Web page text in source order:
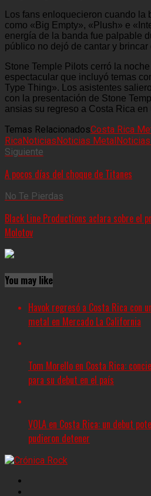
Los fans enloquecieron cuando
como «Big Empty», «Plush» e
energía de la banda fue palpable
público no dejó de cantar y brincar
Stone Temple Pilots cerró la
espectacular que incluyó temas
Type Thing». Los asistentes
con la presentación de Stone
ansias su regreso a Costa Rica en
Temas RelacionadosCosta Rica
RicaNoticiasNoticias Metal
Siguiente
A pocos días del choque de Titanes
No Te Pierdas
Black Line Productions aclara sobre el
Molotov
You may like
Havok regresó a Costa Rica con
metal en Mercado La California
Tom Morello en Costa Rica:
para su debut en el país
VOLA en Costa Rica: un debut
pudieron detener